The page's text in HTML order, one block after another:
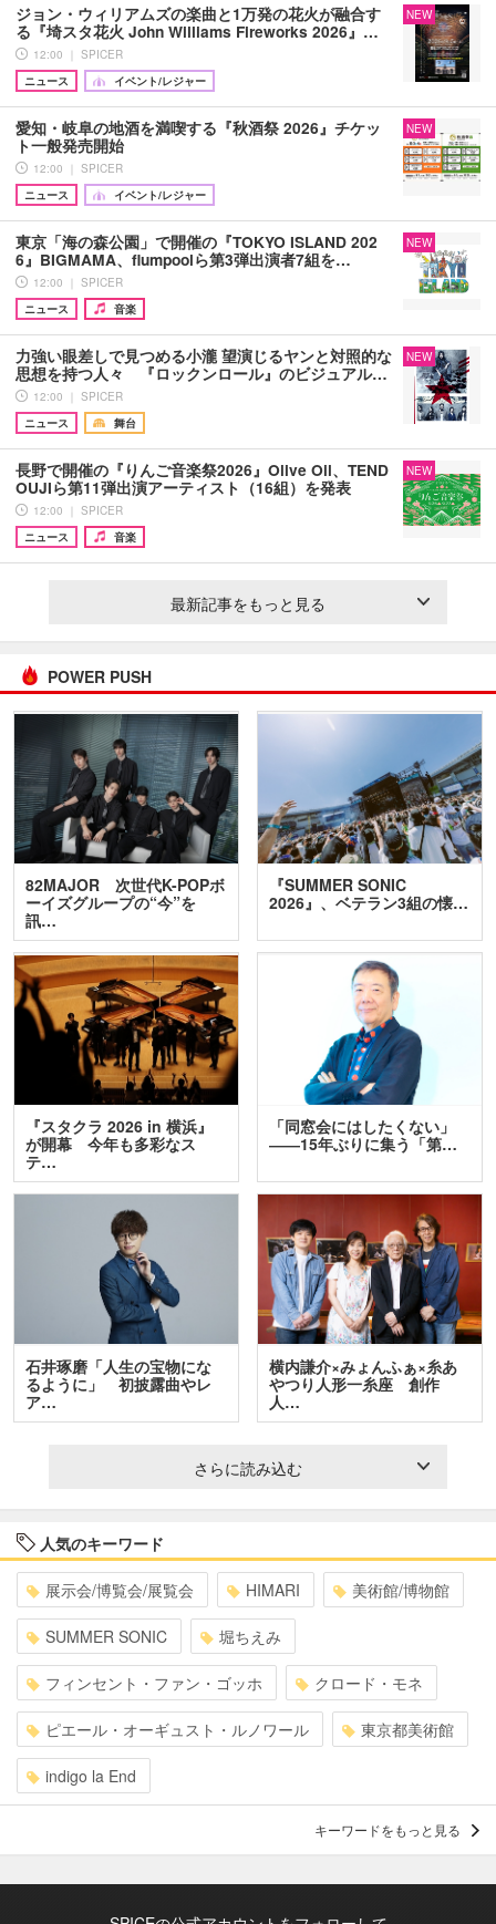
ジョン・ウィリアムズの楽曲と1万発の花火が融合す
る『埼スタ花火 John Williams Fireworks 2026』…
12:00 ｜ SPICER
ニュース
イベント/レジャー
NEW
愛知・岐阜の地酒を満喫する『秋酒祭 2026』チケッ
ト一般発売開始
12:00 ｜ SPICER
ニュース
イベント/レジャー
NEW
東京「海の森公園」で開催の『TOKYO ISLAND 202
6』BIGMAMA、flumpoolら第3弾出演者7組を…
12:00 ｜ SPICER
ニュース
音楽
NEW
力強い眼差しで見つめる小瀧 望演じるヤンと対照的な
思想を持つ人々 『ロックンロール』のビジュアル…
12:00 ｜ SPICER
ニュース
舞台
NEW
長野で開催の『りんご音楽祭2026』Olive Oil、TEND
OUJIら第11弾出演アーティスト（16組）を発表
12:00 ｜ SPICER
ニュース
音楽
NEW
最新記事をもっと見る
POWER PUSH
82MAJOR 次世代K-POPボ
ーイズグループの“今”を
訊…
『SUMMER SONIC
2026』、ベテラン3組の懐…
『スタクラ 2026 in 横浜』
が開幕 今年も多彩なス
テ…
「同窓会にはしたくない」
――15年ぶりに集う「第…
石井琢磨「人生の宝物にな
るように」 初披露曲やレ
ア…
横内謙介×みょんふぁ×糸あ
やつり人形一糸座 創作
人…
さらに読み込む
人気のキーワード
展示会/博覧会/展覧会 HIMARI 美術館/博物館
SUMMER SONIC 堀ちえみ
フィンセント・ファン・ゴッホ クロード・モネ
ピエール・オーギュスト・ルノワール 東京都美術館
indigo la End
キーワードをもっと見る